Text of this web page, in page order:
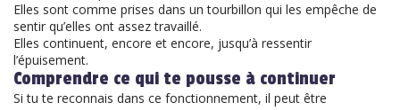
Elles sont comme prises dans un tourbillon qui les empêche de
sentir qu’elles ont assez travaillé.
Elles continuent, encore et encore, jusqu’à ressentir
l’épuisement.
Comprendre ce qui te pousse à continuer
Si tu te reconnais dans ce fonctionnement, il peut être